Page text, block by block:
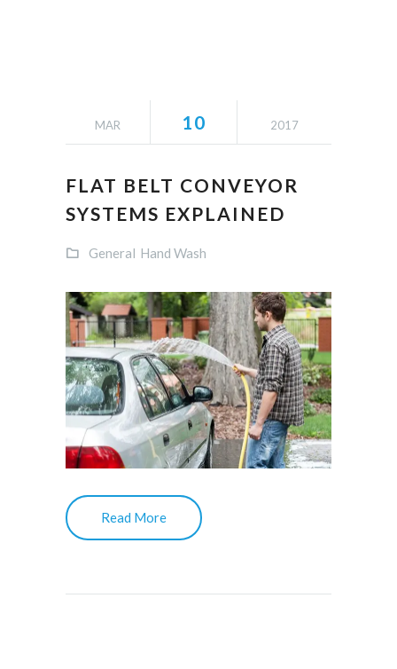
MAR 10 2017
FLAT BELT CONVEYOR
SYSTEMS EXPLAINED
General Hand Wash
Read More